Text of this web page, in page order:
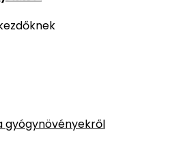
gyógynövényekről